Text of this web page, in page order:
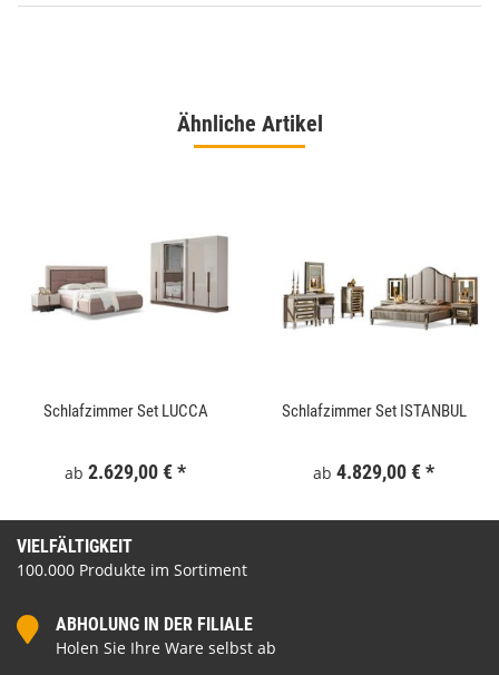
Ähnliche Artikel
Schlafzimmer Set LUCCA
ab 2.629,00 €*
Schlafzimmer Set ISTANBUL
ab 4.829,00 €*
VIELFÄLTIGKEIT
100.000 Produkte im Sortiment
ABHOLUNG IN DER FILIALE
Holen Sie Ihre Ware selbst ab